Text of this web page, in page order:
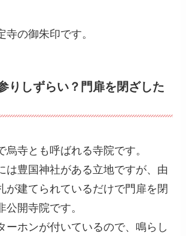
寺の御朱印です。
りしずらい？門扉を閉ざした
烏寺とも呼ばれる寺院です。
は豊国神社がある立地ですが、由
が建てられているだけで門扉を閉
公開寺院です。
ーホンが付いているので、鳴らし